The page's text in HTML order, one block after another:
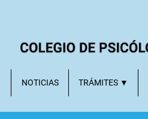
NOTICIAS TRÁMITES ▼